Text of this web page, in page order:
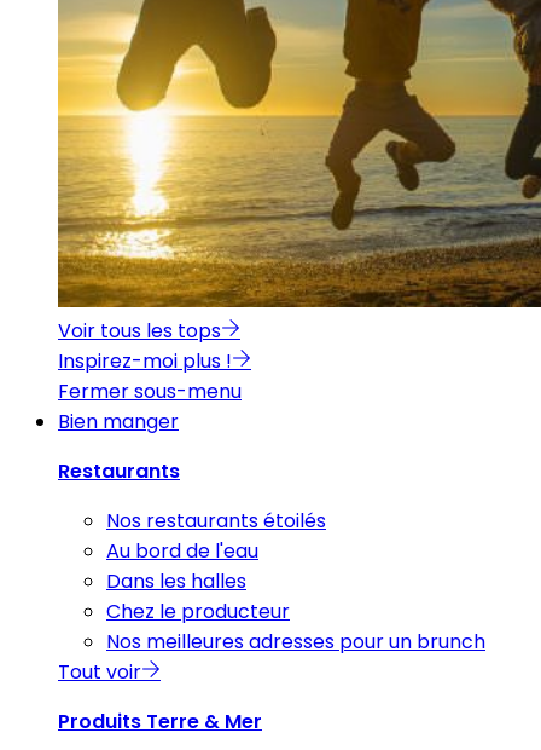
Voir tous les tops
Inspirez-moi plus !
Fermer sous-menu
Bien manger
Restaurants
Nos restaurants étoilés
Au bord de l'eau
Dans les halles
Chez le producteur
Nos meilleures adresses pour un brunch
Tout voir
Produits Terre & Mer